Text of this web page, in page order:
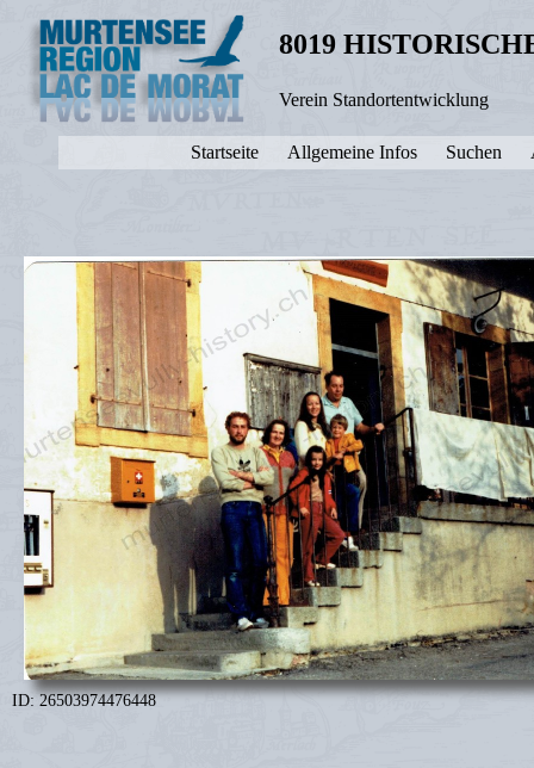
8019
Verein Standortentwicklung
Startseite Allgemeine Infos Suchen
ID: 26503974476448